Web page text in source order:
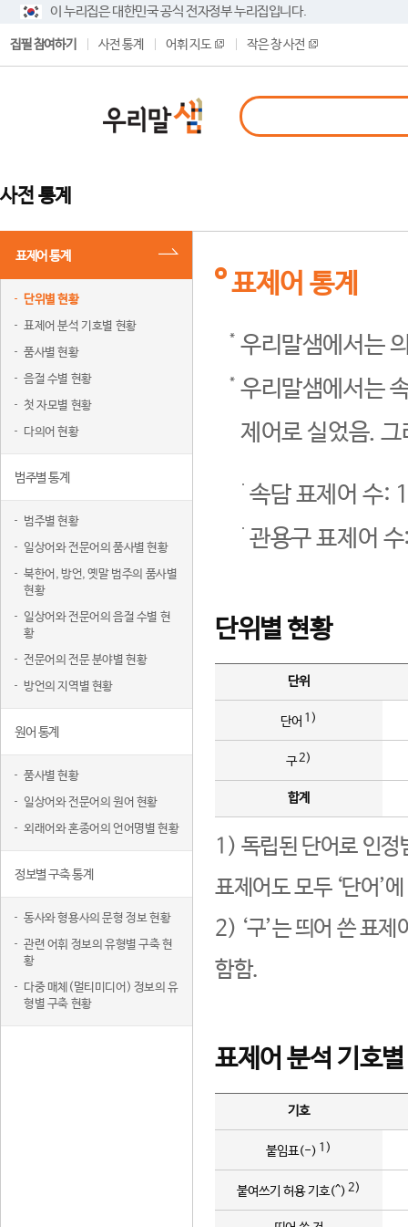
이 누리집은 대한민국 공식 전자정부 누리집입니다.
집필 참여하기 사전 통계 어휘 지도 작은 창 사전
사전 통계
표제어 통계
단위별 현황
표제어 분석 기호별 현황
품사별 현황
음절 수별 현황
첫 자모별 현황
다의어 현황
범주별 통계
범주별 현황
일상어와 전문어의 품사별 현황
북한어, 방언, 옛말 범주의 품사별
현황
일상어와 전문어의 음절 수별 현
황
전문어의 전문 분야별 현황
방언의 지역별 현황
원어 통계
품사별 현황
일상어와 전문어의 원어 현황
외래어와 혼종어의 언어명별 현황
정보별 구축 통계
동사와 형용사의 문형 정보 현황
관련 어휘 정보의 유형별 구축 현
황
다중 매체(멀티미디어) 정보의 유
형별 구축 현황
표제어 통계
우리말샘에서는
우리말샘에서는
제어로 실었음.
속담 표제어 수:
관용구 표제어
단위별 현황
단위
단어 1)
구2)
합계
1) 독립된 단어로 인정
표제어도 모두 ‘단어’
2) ‘구’는 띄어 쓴 표
함함.
표제어 분석 기호
기호
붙임표(-) 1)
붙여쓰기 허용 기호(^) 2)